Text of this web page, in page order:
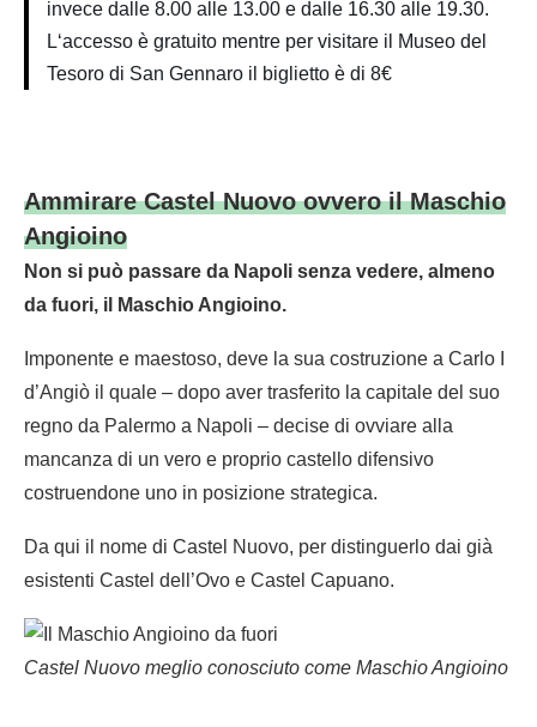
invece dalle 8.00 alle 13.00 e dalle 16.30 alle 19.30.
L‘accesso è gratuito mentre per visitare il Museo del
Tesoro di San Gennaro il biglietto è di 8€
Ammirare Castel Nuovo ovvero il Maschio
Angioino
Non si può passare da Napoli senza vedere, almeno
da fuori, il Maschio Angioino.
Imponente e maestoso, deve la sua costruzione a Carlo I
d’Angiò il quale – dopo aver trasferito la capitale del suo
regno da Palermo a Napoli – decise di ovviare alla
mancanza di un vero e proprio castello difensivo
costruendone uno in posizione strategica.
Da qui il nome di Castel Nuovo, per distinguerlo dai già
esistenti Castel dell’Ovo e Castel Capuano.
Castel Nuovo meglio conosciuto come Maschio Angioino